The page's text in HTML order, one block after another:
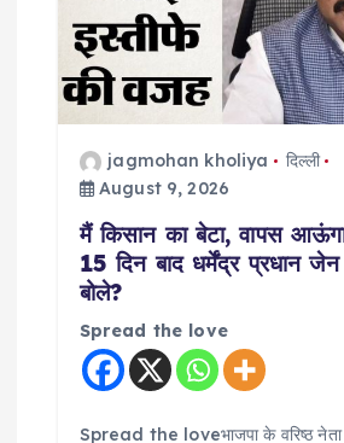
jagmohan kholiya
दिल्ली
August 9, 2026
मैं किसान का बेटा, वापस
15 दिन बाद धर्मेंद्र प्रधान
बोले?
Spread the love
Spread the loveभाजपा के वरिष्ठ